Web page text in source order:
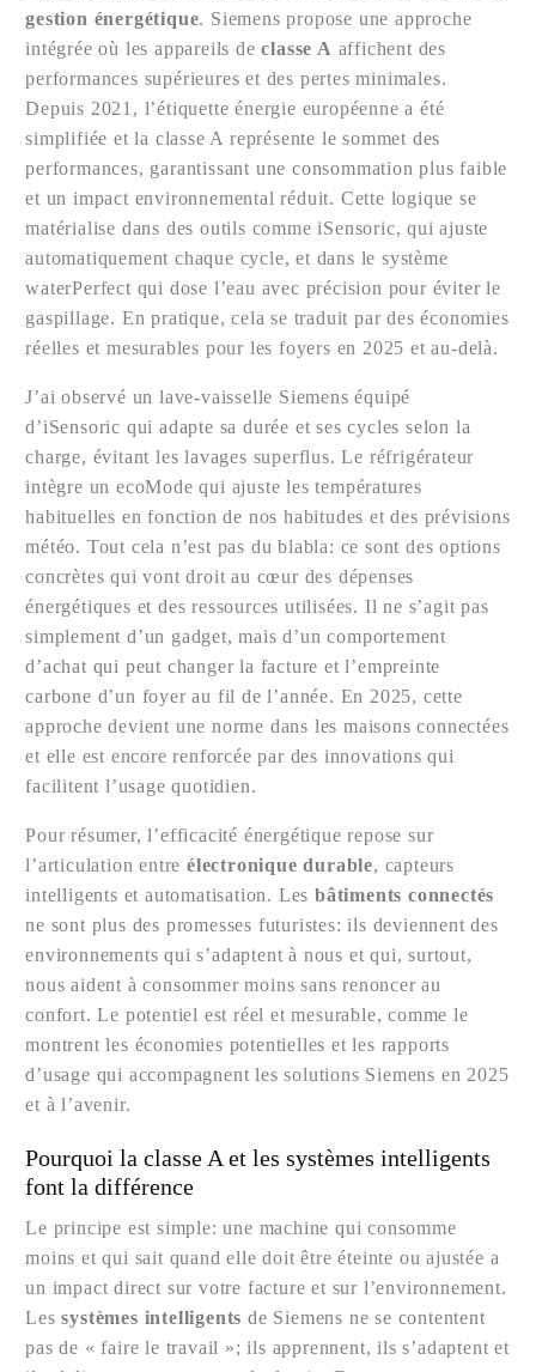
gestion énergétique. Siemens propose une approche
intégrée où les appareils declasse A affichent des
performances supérieures et des pertes minimales.
Depuis 2021, l’étiquette énergie européenne a été
simplifiée et la classe A représente le sommet des
performances, garantissant une consommation plus faible
et un impact environnemental réduit. Cette logique se
matérialise dans des outils comme iSensoric, qui ajuste
automatiquement chaque cycle, et dans le système
waterPerfect qui dose l’eau avec précision pour éviter le
gaspillage. En pratique, cela se traduit par des économies
réelles et mesurables pour les foyers en 2025 et au-delà.
J’ai observé un lave-vaisselle Siemens équipé
d’iSensoric qui adapte sa durée et ses cycles selon la
charge, évitant les lavages superflus. Le réfrigérateur
intègre un ecoMode qui ajuste les températures
habituelles en fonction de nos habitudes et des prévisions
météo. Tout cela n’est pas du blabla: ce sont des options
concrètes qui vont droit au cœur des dépenses
énergétiques et des ressources utilisées. Il ne s’agit pas
simplement d’un gadget, mais d’un comportement
d’achat qui peut changer la facture et l’empreinte
carbone d’un foyer au fil de l’année. En 2025, cette
approche devient une norme dans les maisons connectées
et elle est encore renforcée par des innovations qui
facilitent l’usage quotidien.
Pour résumer, l’efficacité énergétique repose sur
l’articulation entreélectronique durable, capteurs
intelligents et automatisation. Lesbâtiments connectés
ne sont plus des promesses futuristes: ils deviennent des
environnements qui s’adaptent à nous et qui, surtout,
nous aident à consommer moins sans renoncer au
confort. Le potentiel est réel et mesurable, comme le
montrent les économies potentielles et les rapports
d’usage qui accompagnent les solutions Siemens en 2025
et à l’avenir.
Pourquoi la classe A et les systèmes intelligents
font la différence
Le principe est simple: une machine qui consomme
moins et qui sait quand elle doit être éteinte ou ajustée a
un impact direct sur votre facture et sur l’environnement.
Lessystèmes intelligents de Siemens ne se contentent
pas de « faire le travail »; ils apprennent, ils s’adaptent et